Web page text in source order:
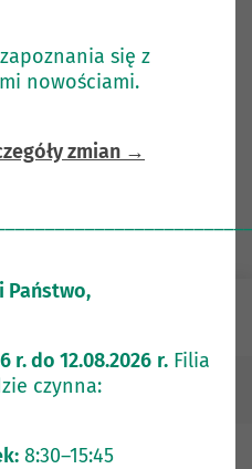
się z
nowościami.
zmian →
Państwo,
r. do 12.08.2026 r.Filia
czynna:
8:30–15:45